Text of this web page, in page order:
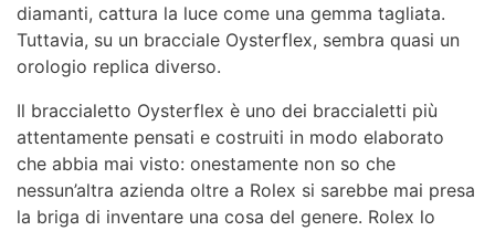
diamanti, cattura la luce come una gemma tagliata.
Tuttavia, su un bracciale Oysterflex, sembra quasi un
orologio replica diverso.
Il braccialetto Oysterflex è uno dei braccialetti più
attentamente pensati e costruiti in modo elaborato
che abbia mai visto: onestamente non so che
nessun’altra azienda oltre a Rolex si sarebbe mai presa
la briga di inventare una cosa del genere. Rolex lo